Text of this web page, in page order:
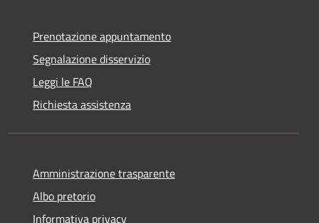
Prenotazione appuntamento
Segnalazione disservizio
Leggi le FAQ
Richiesta assistenza
Amministrazione trasparente
Albo pretorio
Informativa privacy